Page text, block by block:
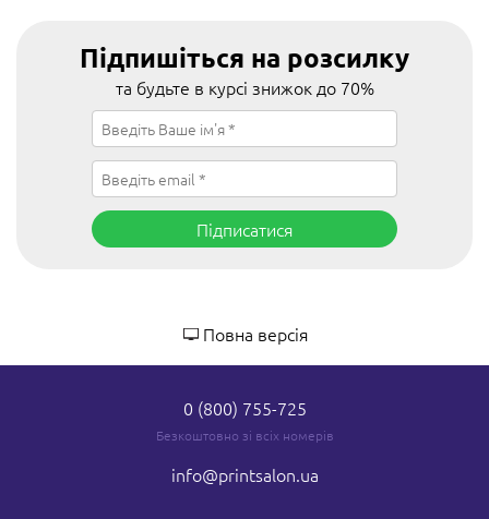
Підпишіться на розсилку
та будьте в курсі знижок до 70%
Підписатися
Повна версія
0 (800) 755-725
Безкоштовно зі всіх номерів
info@printsalon.ua